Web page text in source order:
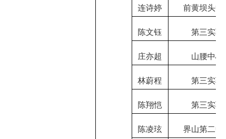
连诗婷 前黄坝头中
陈文钰 第三实验
庄亦超 山腰中心
林蔚程 第三实验
陈翔恺 第三实验
陈凌玹 界山第二中